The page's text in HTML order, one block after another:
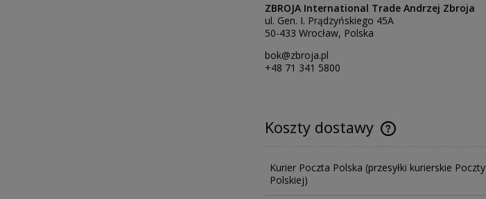
ZBROJA International Trade Andrzej Zbroja
ul. Gen. I. Prądzyńskiego 45A
50-433 Wrocław, Polska
bok@zbroja.pl
+48 71 341 5800
Koszty dostawy
Kurier Poczta Polska (przesyłki kurierskie Poczty
Polskiej)